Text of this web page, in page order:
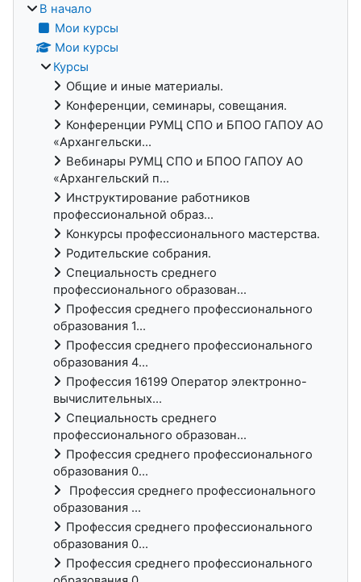
В начало
Мои курсы
Мои курсы
Курсы
Общие и иные материалы.
Конференции, семинары, совещания.
Конференции РУМЦ СПО и БПОО ГАПОУ АО
«Архангельски...
Вебинары РУМЦ СПО и БПОО ГАПОУ АО
«Архангельский п...
Инструктирование работников
профессиональной образ...
Конкурсы профессионального мастерства.
Родительские собрания.
Специальность среднего
профессионального образован...
Профессия среднего профессионального
образования 1...
Профессия среднего профессионального
образования 4...
Профессия 16199 Оператор электронно-
вычислительных...
Специальность среднего
профессионального образован...
Профессия среднего профессионального
образования 0...
Профессия среднего профессионального
образования ...
Профессия среднего профессионального
образования 0...
Профессия среднего профессионального